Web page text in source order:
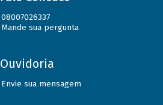
08007026337
Mande sua pergunta
Ouvidoria
Envie sua mensagem